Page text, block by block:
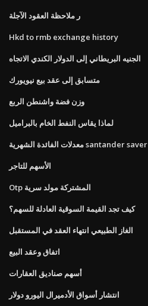
ر ملاحظة العقود الآجلة
Hkd to rmb exchange history
الجنيه البريطاني إلى الدولار الكندي الاتجاه
متسابق إلى عقد بيع نيويورك
وزن فضة واشنطن الربع
لماذا يقاس النفط الخام بالبراميل
معدلات الفائدة الشهرية santander saver
الأسهم للتاجر
Otp المشتركة مولد سرية
كيف تجد القيمة السوقية العادلة للسهم؟
الغاز الطبيعي انتهاء العقد في المستقبل
اتفاق وعقد البيع
أسهم صناديق العقارات
انتشار أسواق الأدميرال اليورو دولار